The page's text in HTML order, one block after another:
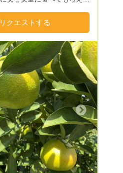
います。
リクエストする
Next